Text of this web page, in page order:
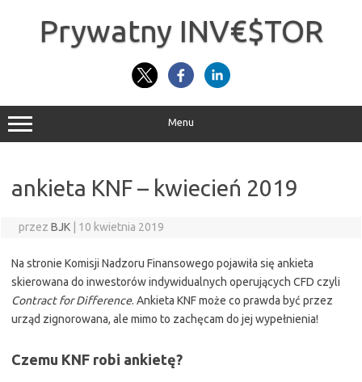
Prywatny INV€$TOR
Menu
ankieta KNF – kwiecień 2019
przez BJK 10 kwietnia 2019
Na stronie Komisji Nadzoru Finansowego pojawiła się ankieta
skierowana do inwestorów indywidualnych operujących CFD czyli
Contract for Difference. Ankieta KNF może co prawda być przez
urząd zignorowana, ale mimo to zachęcam do jej wypełnienia!
Czemu KNF robi ankietę?